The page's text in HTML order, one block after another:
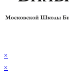
×
×